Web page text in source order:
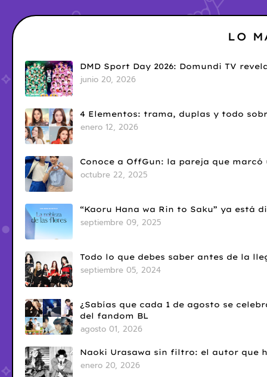
LO
DMD Sport Day 2026: Domundi TV
junio 20, 2026
4 Elementos: trama, duplas y todo
enero 12, 2026
Conoce a OffGun: la pareja que
octubre 22, 2025
“Kaoru Hana wa Rin to Saku” ya está
septiembre 09, 2025
Todo lo que debes saber antes de la
septiembre 05, 2024
¿Sabías que cada 1 de agosto se
del fandom BL
agosto 01, 2026
Naoki Urasawa sin filtro: el autor que
enero 20, 2026